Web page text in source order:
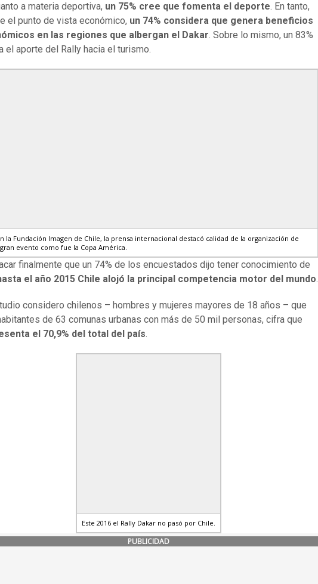
a materia deportiva, un 75% cree que fomenta el deporte. En tanto,
el punto de vista económico, un 74% considera que genera beneficios
en las regiones que albergan el Dakar. Sobre lo mismo, un 83%
el aporte del Rally hacia el turismo.
la Fundación Imagen de Chile, la prensa internacional destacó calidad de la organización de
evento como fue la Copa América.
finalmente que un 74% de los encuestados dijo tener conocimiento de
el año 2015 Chile alojó la principal competencia motor del mundo.
considero chilenos – hombres y mujeres mayores de 18 años – que
de 63 comunas urbanas con más de 50 mil personas, cifra que
el 70,9% del total del país.
Este 2016 el Rally Dakar no pasó por Chile.
PUBLICIDAD